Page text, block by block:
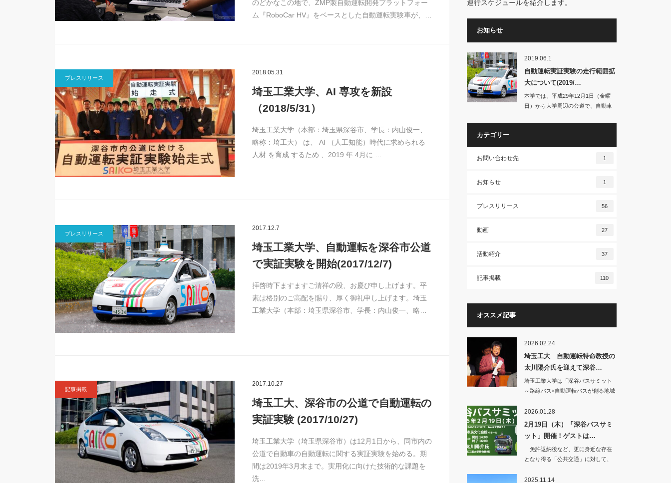
のどかなこの地で、ZMP製自動運転開発プラットフォー
ム『RoboCar HV』をベースとした自動運転実験車が、…
プレスリリース
2018.05.31
埼玉工業大学、AI 専攻を新設
（2018/5/31）
埼玉工業大学（本部：埼玉県深谷市、学長：内山俊一、
略称：埼工大） は、 AI （人工知能）時代に求められる
人材 を育成 するため 、2019 年 4月に …
プレスリリース
2017.12.7
埼玉工業大学、自動運転を深谷市公道
で実証実験を開始(2017/12/7)
拝啓時下ますますご清祥の段、お慶び申し上げます。平
素は格別のご高配を賜り、厚く御礼申し上げます。埼玉
工業大学（本部：埼玉県深谷市、学長：内山俊一、略…
記事掲載
2017.10.27
埼玉工大、深谷市の公道で自動運転の
実証実験 (2017/10/27)
埼玉工業大学（埼玉県深谷市）は12月1日から、同市内の
公道で自動車の自動運転に関する実証実験を始める。期
間は2019年3月末まで。実用化に向けた技術的な課題を
洗…
運行スケジュールを紹介します。
お知らせ
2019.06.1
自動運転実証実験の走行範囲拡
大について(2019/…
本学では、平成29年12月1日（金曜
日）から大学周辺の公道で、自動車
カテゴリー
お問い合わせ先 1
お知らせ 1
プレスリリース 56
動画 27
活動紹介 37
記事掲載 110
オススメ記事
2026.02.24
埼玉工大 自動運転特命教授の
太川陽介氏を迎えて深谷…
埼玉工業大学は「深谷バスサミット
～路線バス×自動運転バスが創る地域
2026.01.28
2月19日（木）「深谷バスサミ
ット」開催！ゲストは…
免許返納後など、更に身近な存在
となり得る「公共交通」に対して、
2025.11.14